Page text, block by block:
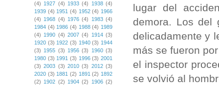
lugar del
demora. Los del
delicadamente y
más se fueron
el inspector
se volvió al
(4) 1927 (4) 1933 (4) 1938 (4)
1939 (4) 1951 (4) 1952 (4) 1966
(4) 1968 (4) 1976 (4) 1983 (4)
1984 (4) 1986 (4) 1988 (4) 1989
(4) 1990 (4) 2007 (4) 1914 (3)
1920 (3) 1922 (3) 1940 (3) 1944
(3) 1955 (3) 1956 (3) 1960 (3)
1980 (3) 1991 (3) 1996 (3) 2001
(3) 2003 (3) 2010 (3) 2012 (3)
2020 (3) 1881 (2) 1891 (2) 1892
(2) 1902 (2) 1904 (2) 1906 (2)